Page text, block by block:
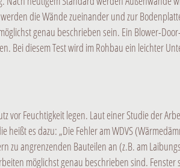
die Wände zueinander und zur
genau beschrieben sein. Ein Blower-
Bei diesem Test wird im Rohbau ein leichter
Feuchtigkeit legen. Laut einer Studie der
heißt es dazu: „Die Fehler am WDVS
zu angrenzenden Bauteilen an (z.B. am
möglichst genau beschrieben sind.